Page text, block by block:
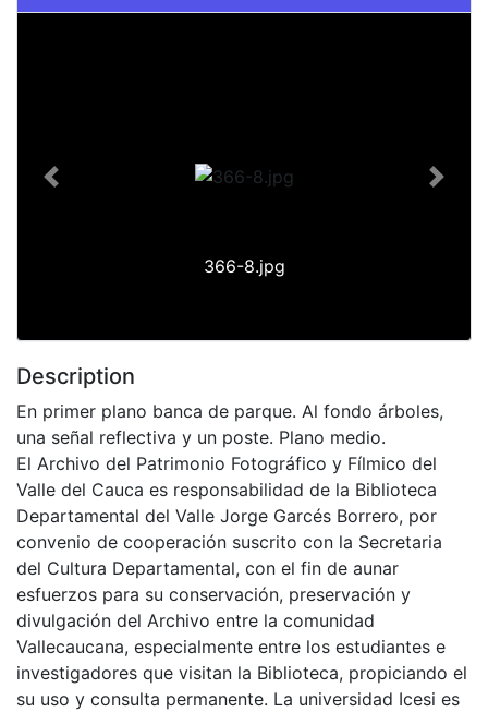
366-8.jpg
Previous Next
Description
En primer plano banca de parque. Al fondo árboles,
una señal reflectiva y un poste. Plano medio.
El Archivo del Patrimonio Fotográfico y Fílmico del
Valle del Cauca es responsabilidad de la Biblioteca
Departamental del Valle Jorge Garcés Borrero, por
convenio de cooperación suscrito con la Secretaria
del Cultura Departamental, con el fin de aunar
esfuerzos para su conservación, preservación y
divulgación del Archivo entre la comunidad
Vallecaucana, especialmente entre los estudiantes e
investigadores que visitan la Biblioteca, propiciando el
su uso y consulta permanente. La universidad Icesi es